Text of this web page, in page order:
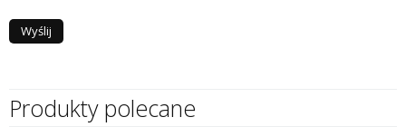
Produkty polecane